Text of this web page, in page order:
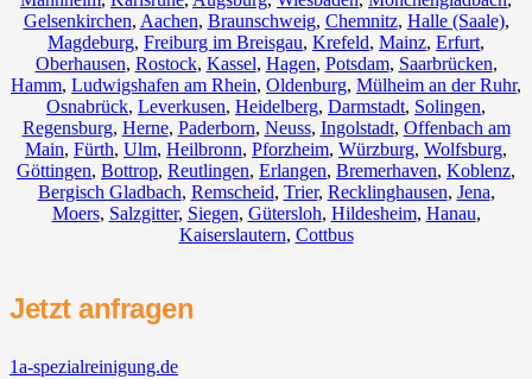
Gelsenkirchen, Aachen, Braunschweig, Chemnitz⁠, Halle (Saale),
Magdeburg, Freiburg im Breisgau, Krefeld, Mainz, Erfurt,
Oberhausen, Rostock, Kassel, Hagen, Potsdam, Saarbrücken,
Hamm, Ludwigshafen am Rhein, Oldenburg, Mülheim an der Ruhr,
Osnabrück, Leverkusen, Heidelberg, Darmstadt, Solingen,
Regensburg, Herne, Paderborn, Neuss, Ingolstadt, Offenbach am
Main, Fürth, Ulm, Heilbronn, Pforzheim, Würzburg, Wolfsburg,
Göttingen, Bottrop, Reutlingen, Erlangen, Bremerhaven, Koblenz,
Bergisch Gladbach, Remscheid, Trier, Recklinghausen, Jena,
Moers, Salzgitter, Siegen, Gütersloh, Hildesheim, Hanau,
Kaiserslautern, Cottbus
Jetzt anfragen
1a-spezialreinigung.de